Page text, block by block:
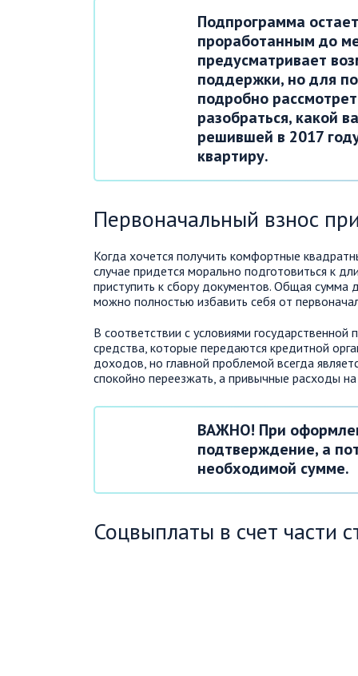
Подпрограмма
проработанным до
предусматривает
поддержки, но для
подробно
разобраться, какой
решившей в 2017
квартиру.
Первоначальный взнос
Когда хочется получить комфортные
случае придется морально подготовиться к
приступить к сбору документов. Общая сумма
можно полностью избавить себя от
В соответствии с условиями
средства, которые передаются кредитной
доходов, но главной проблемой всегда
спокойно переезжать, а привычные расходы
ВАЖНО! При
подтверждение, а
необходимой сумме.
Соцвыплаты в счет части